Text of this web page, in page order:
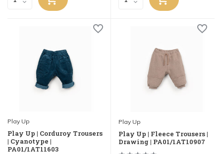
Play Up
Play Up | Corduroy Trousers
| Cyanotype |
PA01/1AT11603
Play Up
Play Up | Fleece Trousers |
Drawing | PA01/1AT10907